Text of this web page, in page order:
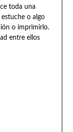
toda una
o algo
o imprimirlo.
entre ellos